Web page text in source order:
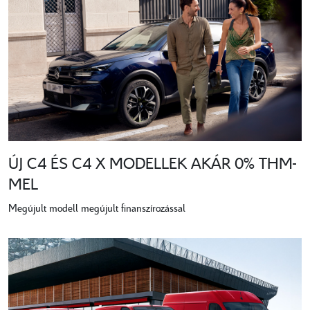
ÚJ C4 ÉS C4 X MODELLEK AKÁR 0% THM-
MEL
Megújult modell megújult finanszírozással